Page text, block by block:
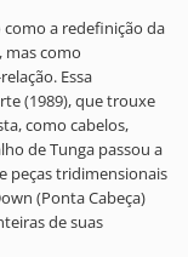
como a redefinição da
mas como
Essa
(1989), que trouxe
como cabelos,
de Tunga passou a
peças tridimensionais
(Ponta Cabeça)
de suas